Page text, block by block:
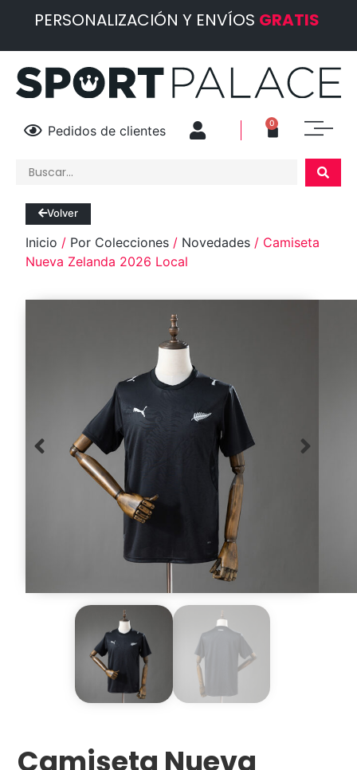
PERSONALIZACIÓN Y ENVÍOS GRATIS
Pedidos de clientes 0
Camiseta Nueva
Volver
Inicio / Por Colecciones / Novedades / Camiseta
Nueva Zelanda 2026 Local